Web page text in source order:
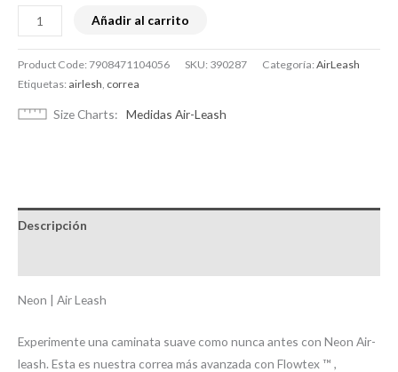
Añadir al carrito
Product Code:7908471104056 SKU: 390287 Categoría:AirLeash
Etiquetas: airlesh correa
Size Charts Medidas Air-Leash
Descripción
Neon | Air Leash
Experimente una caminata suave como nunca antes con Neon Air-
leash. Esta es nuestra correa más avanzada con Flowtex ™ ,